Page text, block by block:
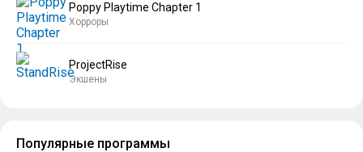
Poppy Playtime Chapter 1
Хорроры
ProjectRise
Экшены
Популярные программы